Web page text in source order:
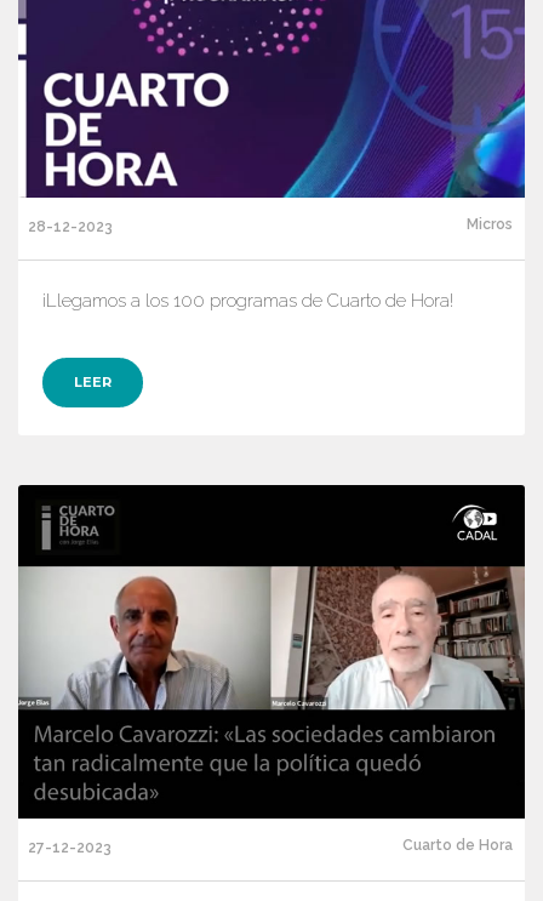
28-12-2023 Micros
¡Llegamos a los 100 programas de Cuarto de Hora!
LEER
27-12-2023 Cuarto de Hora